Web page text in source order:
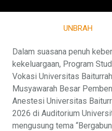
UNBRAH
Dalam suasana penuh
kekeluargaan, Program
Vokasi Universitas
Musyawarah Besar
Anestesi Universitas
2026 di Auditorium
mengusung tema